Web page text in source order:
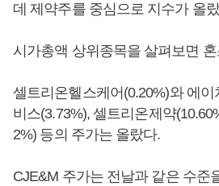
데 제약주를 중심으로 지수가 올
시가총액 상위종목을 살펴보면
셀트리온헬스케어(0.20%)와 에이
비스(3.73%), 셀트리온제약
2%) 등의 주가는 올랐다.
CJE&M 주가는 전날과 같은 수준